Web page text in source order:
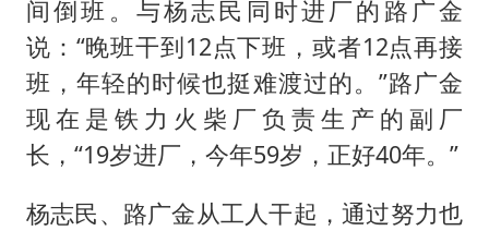
间倒班。与杨志民同时进厂的路广金
说：“晚班干到12点下班，或者12点再接
班，年轻的时候也挺难渡过的。”路广金
现在是铁力火柴厂负责生产的副厂
长，“19岁进厂，今年59岁，正好40年。”
杨志民、路广金从工人干起，通过努力也